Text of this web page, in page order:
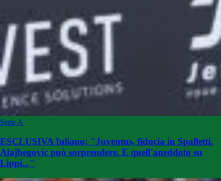
Serie A
ESCLUSIVA Iuliano: "Juventus, fiducia in Spalletti.
Alajbegovic può sorprendere. E quell'aneddoto su
Lippi..."